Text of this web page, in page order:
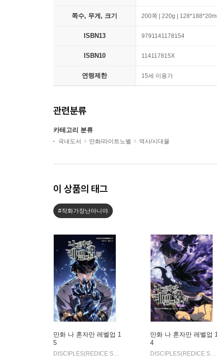
쪽수, 무게, 크기 200쪽 | 220g |
ISBN13 9791141178154
ISBN10 114117815X
연령제한 15세 이용가
관련분류
카테고리 분류
국내도서 만화/라이트노벨 역사/시대물
이 상품의 태그
#작화가장난아니야
만화 나 혼자만 레벨업 1
5
DISCIPLES(REDICE STUDIO) 글그림/추공 원저 | 디앤씨웹툰
만화 나 혼자만 레벨업
4
DISCIPLES(REDICE STUDIO) 글그림/추공 원저